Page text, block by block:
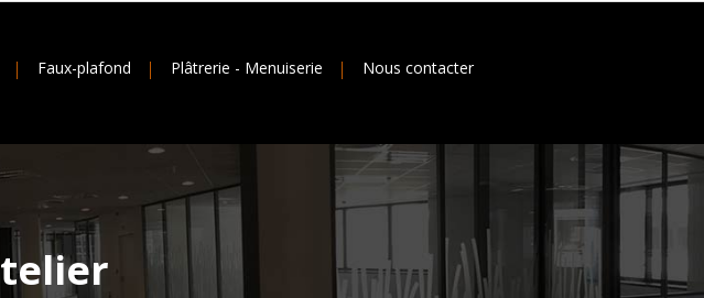
Faux-plafond Plâtrerie - Menuiserie Nous contacter